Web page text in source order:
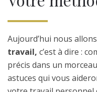
Aujourd’hui nous
travail, c’est à dire :
précis dans un
astuces qui vous
Recevoir le